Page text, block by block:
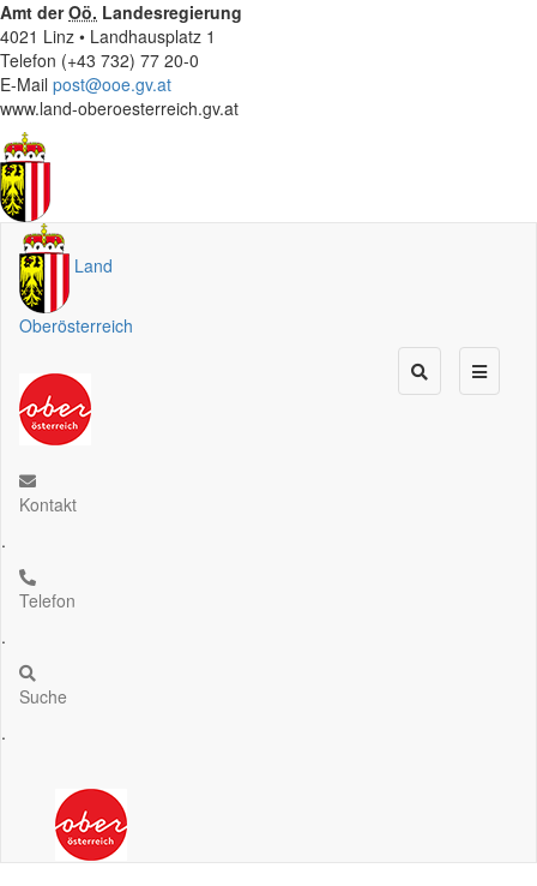
Amt derOö. Landesregierung
4021 Linz • Landhausplatz 1
Telefon (+43 732) 77 20-0
E-Mail post@ooe.gv.at
www.land-oberoesterreich.gv.at
Land
Oberösterreich
Kontakt
.
Telefon
.
Suche
.